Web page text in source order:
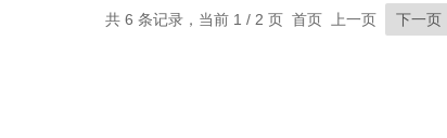
共 6 条记录，当前 1 / 2 页 首页 上一页 下一页